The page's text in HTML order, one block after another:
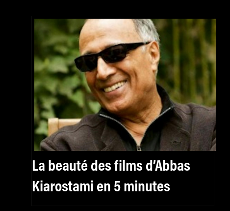
La beauté des films d’Abbas
Kiarostami en 5 minutes